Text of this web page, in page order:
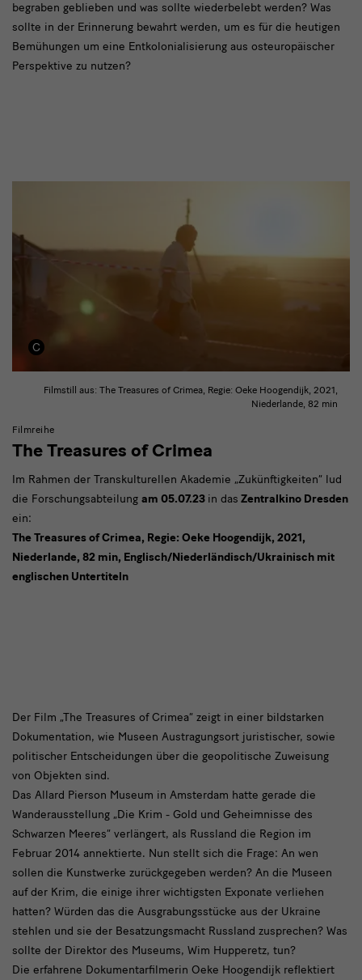
begraben geblieben und was sollte wiederbelebt werden? Was
sollte in der Erinnerung bewahrt werden, um es für die heutigen
Bemühungen um eine Entkolonialisierung aus osteuropäischer
Perspektive zu nutzen?
Filmreihe
The Treasures of Crimea
Im Rahmen der Transkulturellen Akademie „Zukünftigkeiten“ lud
die Forschungsabteilung am 05.07.23 in das Zentralkino Dresden
ein:
The Treasures of Crimea, Regie: Oeke Hoogendijk, 2021,
Niederlande, 82 min, Englisch/Niederländisch/Ukrainisch mit
englischen Untertiteln
Filmstill aus: The Treasures of Crimea, Regie: Oeke Hoogendijk, 2021,
Niederlande, 82 min
The
Treasures
of
Crimea
Der Film „The Treasures of Crimea“ zeigt in einer bildstarken
Dokumentation, wie Museen Austragungsort juristischer, sowie
politischer Entscheidungen über die geopolitische Zuweisung
von Objekten sind.
Das Allard Pierson Museum in Amsterdam hatte gerade die
Wanderausstellung „Die Krim - Gold und Geheimnisse des
Schwarzen Meeres“ verlängert, als Russland die Region im
Februar 2014 annektierte. Nun stellt sich die Frage: An wen
sollen die Kunstwerke zurückgegeben werden? An die Museen
auf der Krim, die einige ihrer wichtigsten Exponate verliehen
hatten? Würden das die Ausgrabungsstücke aus der Ukraine
stehlen und sie der Besatzungsmacht Russland zusprechen? Was
sollte der Direktor des Museums, Wim Hupperetz, tun?
Die erfahrene Dokumentarfilmerin Oeke Hoogendijk reflektiert